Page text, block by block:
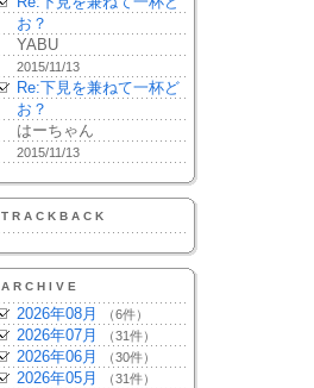
お？
YABU
2015/11/13
Re:下見を兼ねて一杯ど
お？
はーちゃん
2015/11/13
TRACKBACK
ARCHIVE
2026年08月 （6件）
2026年07月 （31件）
2026年06月 （30件）
2026年05月 （31件）